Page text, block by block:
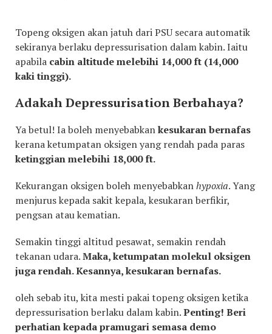
Topeng oksigen akan jatuh dari PSU secara automatik
sekiranya berlaku depressurisation dalam kabin. Iaitu
apabila cabin altitude melebihi 14,000 ft (14,000
kaki tinggi).
Adakah Depressurisation Berbahaya?
Ya betul! Ia boleh menyebabkankesukaran bernafas
kerana ketumpatan oksigen yang rendah pada paras
ketinggian melebihi 18,000 ft.
Kekurangan oksigen boleh menyebabkanhypoxia. Yang
menjurus kepada sakit kepala, kesukaran berfikir,
pengsan atau kematian.
Semakin tinggi altitud pesawat, semakin rendah
tekanan udara.Maka, ketumpatan molekul oksigen
juga rendah. Kesannya, kesukaran bernafas.
oleh sebab itu, kita mesti pakai topeng oksigen ketika
depressurisation berlaku dalam kabin.Penting! Beri
perhatian kepada pramugari semasa demo